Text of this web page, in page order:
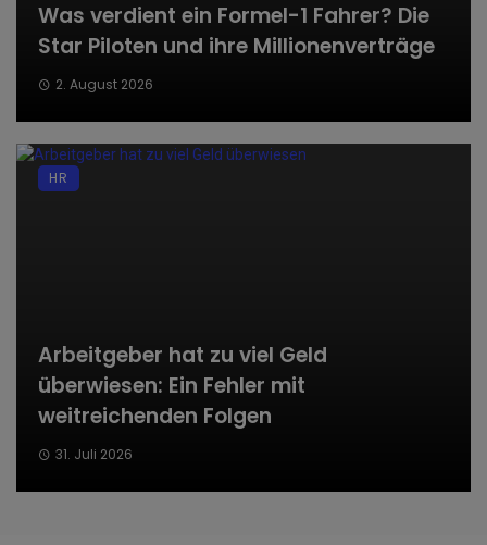
Was verdient ein Formel-1 Fahrer? Die
Star Piloten und ihre Millionenverträge
2. August 2026
Arbeitgeber hat zu viel Geld
überwiesen: Ein Fehler mit
weitreichenden Folgen
31. Juli 2026
HR